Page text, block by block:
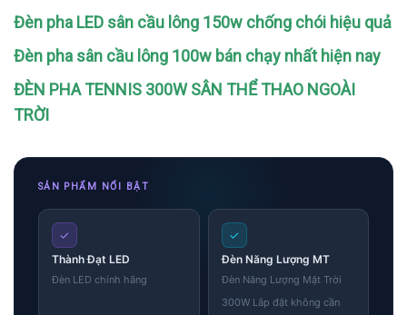
Đèn pha LED sân cầu lông 150w chống chói hiệu quả
Đèn pha sân cầu lông 100w bán chạy nhất hiện nay
ĐÈN PHA TENNIS 300W SÂN THỂ THAO NGOÀI
TRỜI
SẢN PHẨM NỔI BẬT
✓
Thành Đạt LED
Đèn LED chính hãng
✓
Đèn Năng Lượng MT
Đèn Năng Lượng Mặt Trời
300W Lắp đặt không cần